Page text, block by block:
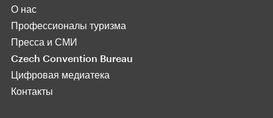
О нас
Профессионалы туризма
Пресса и СМИ
Czech Convention Bureau
Цифровая медиатека
Контакты